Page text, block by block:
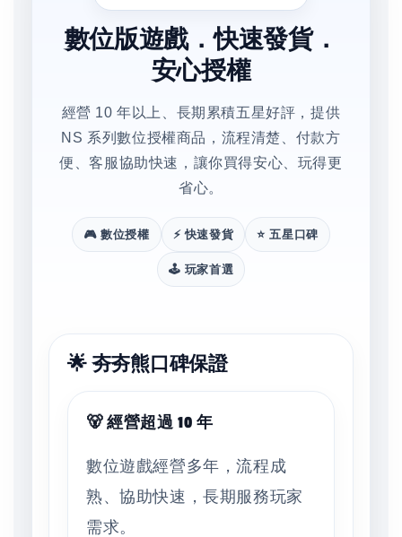
數位版遊戲．快速發貨．
安心授權
經營 10 年以上、長期累積五星好評，提供
NS 系列數位授權商品，流程清楚、付款方
便、客服協助快速，讓你買得安心、玩得更
省心。
🎮 數位授權 ⚡ 快速發貨 ⭐ 五星口碑
🕹️ 玩家首選
🌟 夯夯熊口碑保證
🐻 經營超過 10 年
數位遊戲經營多年，流程成
熟、協助快速，長期服務玩家
需求。